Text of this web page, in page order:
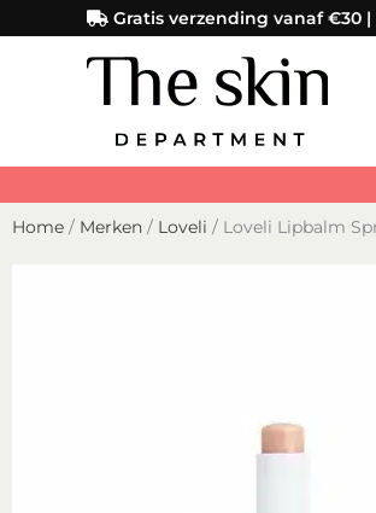
naar
Gratis verzending vanaf €30
Home / Merken / Loveli / Loveli Lipbalm